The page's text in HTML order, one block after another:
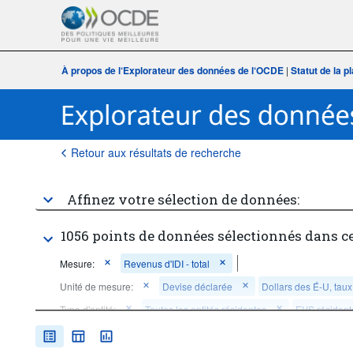
À propos de l‘Explorateur des données de l‘OCDE |Statut de la
Retour aux résultats de recherche
Affinez votre sélection de données:
1056 points de données sélectionnés dans
Mesure:
Revenus d'IDI - total
Unité de mesure:
Devise déclarée
Dollars des É-U,
Type d'entité:
Toutes les entités résidentes
EVS
Composant de l'IDE: